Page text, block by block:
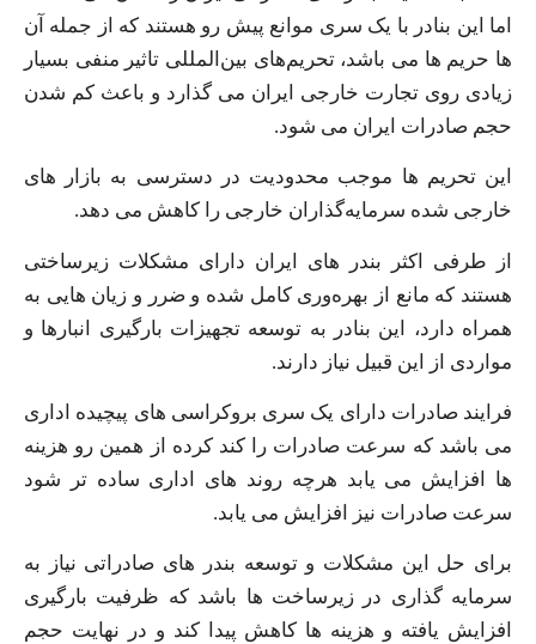
اما این بنادر با یک سری موانع پیش رو هستند که از جمله آن
ها حریم‌ ها می‌ باشد، تحریم‌های بین‌المللی تاثیر منفی بسیار
زیادی روی تجارت خارجی ایران می‌ گذارد و باعث کم شدن
حجم صادرات ایران می‌ شود.
این تحریم‌ ها موجب محدودیت در دسترسی به بازار های
خارجی شده سرمایه‌گذاران خارجی را کاهش می‌ دهد.
از طرفی اکثر بندر های ایران دارای مشکلات زیرساختی
هستند که مانع از بهره‌وری کامل شده و ضرر و زیان‌ هایی به
همراه دارد، این بنادر به توسعه تجهیزات بارگیری انبارها و
مواردی از این قبیل نیاز دارند.
فرایند صادرات دارای یک سری بروکراسی‌ های پیچیده اداری
می‌ باشد که سرعت صادرات را کند کرده از همین رو هزینه‌
ها افزایش می‌ یابد هرچه روند های اداری ساده‌ تر شود
سرعت صادرات نیز افزایش می‌ یابد.
برای حل این مشکلات و توسعه بندر های صادراتی نیاز به
سرمایه‌ گذاری در زیرساخت‌ ها ‌باشد که ظرفیت بارگیری
افزایش یافته و هزینه‌ ها کاهش پیدا کند و در نهایت حجم